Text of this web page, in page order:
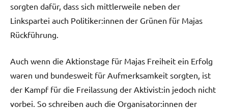
sorgten dafür, dass sich mittlerweile neben der
Linkspartei auch Politiker:innen der Grünen für Majas
Rückführung.
Auch wenn die Aktionstage für Majas Freiheit ein Erfolg
waren und bundesweit für Aufmerksamkeit sorgten, ist
der Kampf für die Freilassung der Aktivist:in jedoch nicht
vorbei. So schreiben auch die Organisator:innen der